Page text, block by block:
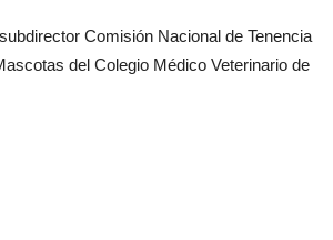
Comisión Nacional de Tenencia
del Colegio Médico Veterinario de